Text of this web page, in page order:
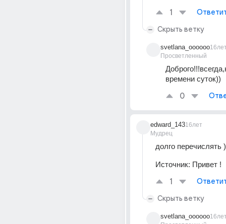
1
Скрыть ветку
svetlana_oooooo
Просветленный
времени суток))
0
edward_143
Мудрец
16лет
долго перечислять
Источник: Привет !
1
Скрыть ветку
svetlana_oooooo